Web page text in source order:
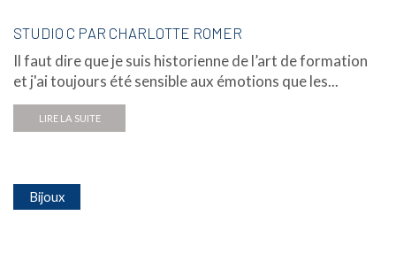
STUDIO C PAR CHARLOTTE ROMER
Il faut dire que je suis historienne de l’art de formation
et j'ai toujours été sensible aux émotions que les...
LIRE LA SUITE
Bijoux